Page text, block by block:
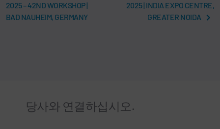
2025 – 42ND WORKSHOP |
BAD NAUHEIM, GERMANY
2025 | INDIA EXPO CENTRE,
GREATER NOIDA
당사와 연결하십시오.